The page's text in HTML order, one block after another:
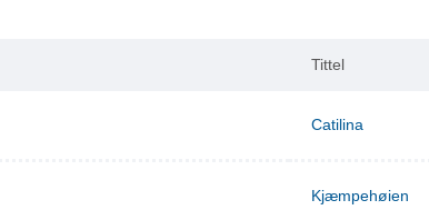
Tittel
Catilina
Kjæmpehøien